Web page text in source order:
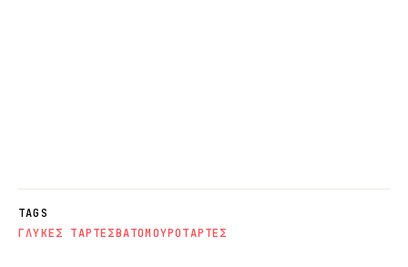
TAGS
ΓΛΥΚΕΣ ΤΑΡΤΕΣΒΑΤΟΜΟΥΡΟΤΑΡΤΕΣ